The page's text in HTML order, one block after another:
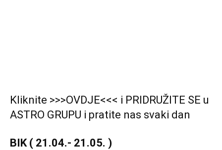
Kliknite >>>OVDJE<<< i PRIDRUŽITE SE u
ASTRO GRUPU i pratite nas svaki dan
BIK ( 21.04.- 21.05. )